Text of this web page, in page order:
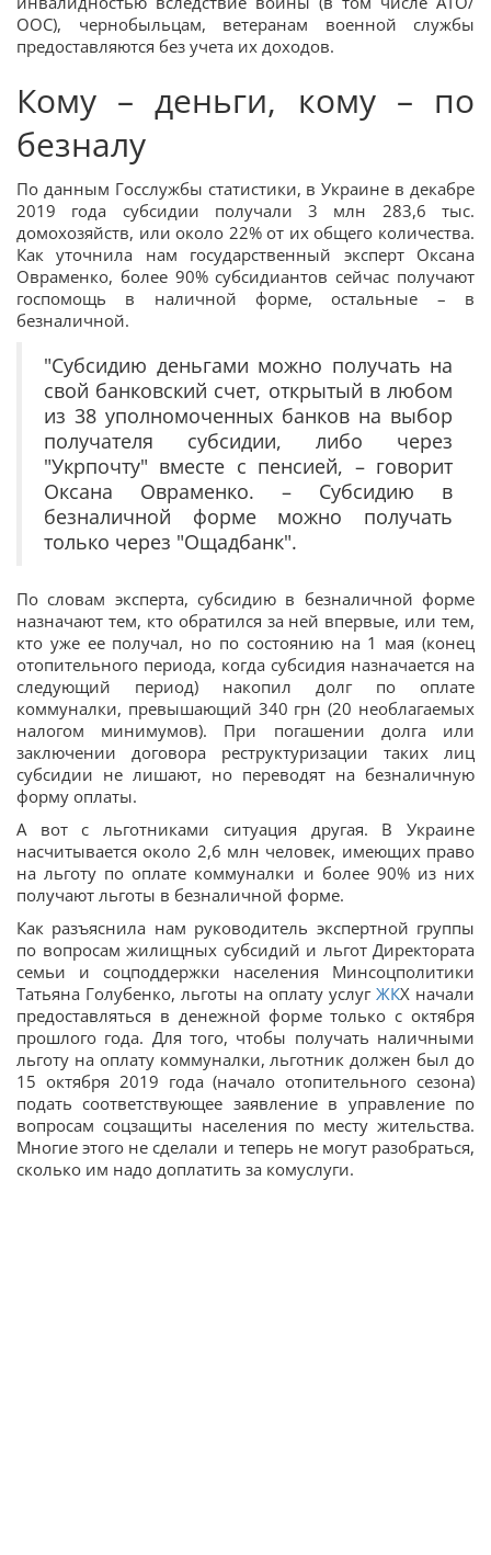
ООС), чернобыльцам, ветеранам военной службы
предоставляются без учета их доходов.
Кому – деньги, кому – по
безналу
По данным Госслужбы статистики, в Украине в декабре
2019 года субсидии получали 3 млн 283,6 тыс.
домохозяйств, или около 22% от их общего количества.
Как уточнила нам государственный эксперт Оксана
Овраменко, более 90% субсидиантов сейчас получают
госпомощь в наличной форме, остальные – в
безналичной.
"Субсидию деньгами можно получать на
свой банковский счет, открытый в любом
из 38 уполномоченных банков на выбор
получателя субсидии, либо через
"Укрпочту" вместе с пенсией, – говорит
Оксана Овраменко. – Субсидию в
безналичной форме можно получать
только через "Ощадбанк".
По словам эксперта, субсидию в безналичной форме
назначают тем, кто обратился за ней впервые, или тем,
кто уже ее получал, но по состоянию на 1 мая (конец
отопительного периода, когда субсидия назначается на
следующий период) накопил долг по оплате
коммуналки, превышающий 340 грн (20 необлагаемых
налогом минимумов). При погашении долга или
заключении договора реструктуризации таких лиц
субсидии не лишают, но переводят на безналичную
форму оплаты.
А вот с льготниками ситуация другая. В Украине
насчитывается около 2,6 млн человек, имеющих право
на льготу по оплате коммуналки и более 90% из них
получают льготы в безналичной форме.
Как разъяснила нам руководитель экспертной группы
по вопросам жилищных субсидий и льгот Директората
семьи и соцподдержки населения Минсоцполитики
Татьяна Голубенко, льготы на оплату услуг ЖКХ начали
предоставляться в денежной форме только с октября
прошлого года. Для того, чтобы получать наличными
льготу на оплату коммуналки, льготник должен был до
15 октября 2019 года (начало отопительного сезона)
подать соответствующее заявление в управление по
вопросам соцзащиты населения по месту жительства.
Многие этого не сделали и теперь не могут разобраться,
сколько им надо доплатить за комуслуги.